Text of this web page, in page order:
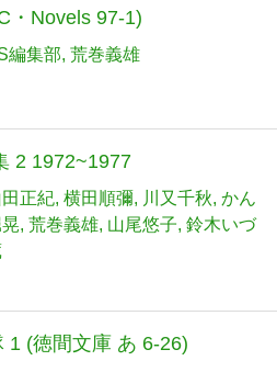
・Novels 97-1)
編集部 荒巻義雄
2 1972~1977
正紀 横田順彌 川又千秋 かん
荒巻義雄 山尾悠子 鈴木いづ
1 (徳間文庫 あ 6-26)